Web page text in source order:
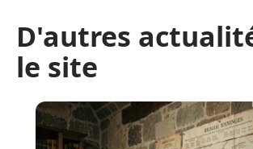
D'autres
le site